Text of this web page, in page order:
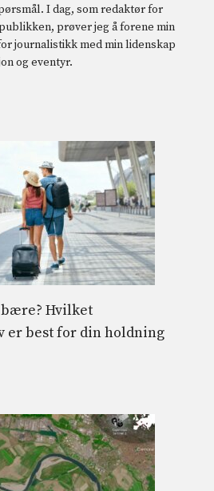
I dag, som redaktør for
prøver jeg å forene min
journalistikk med min lidenskap
og eventyr.
Hvilket
er best for din holdning